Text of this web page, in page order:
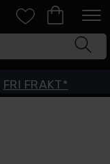
FRI FRAKT*